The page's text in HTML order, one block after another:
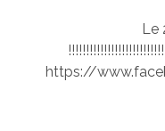
Le
https://